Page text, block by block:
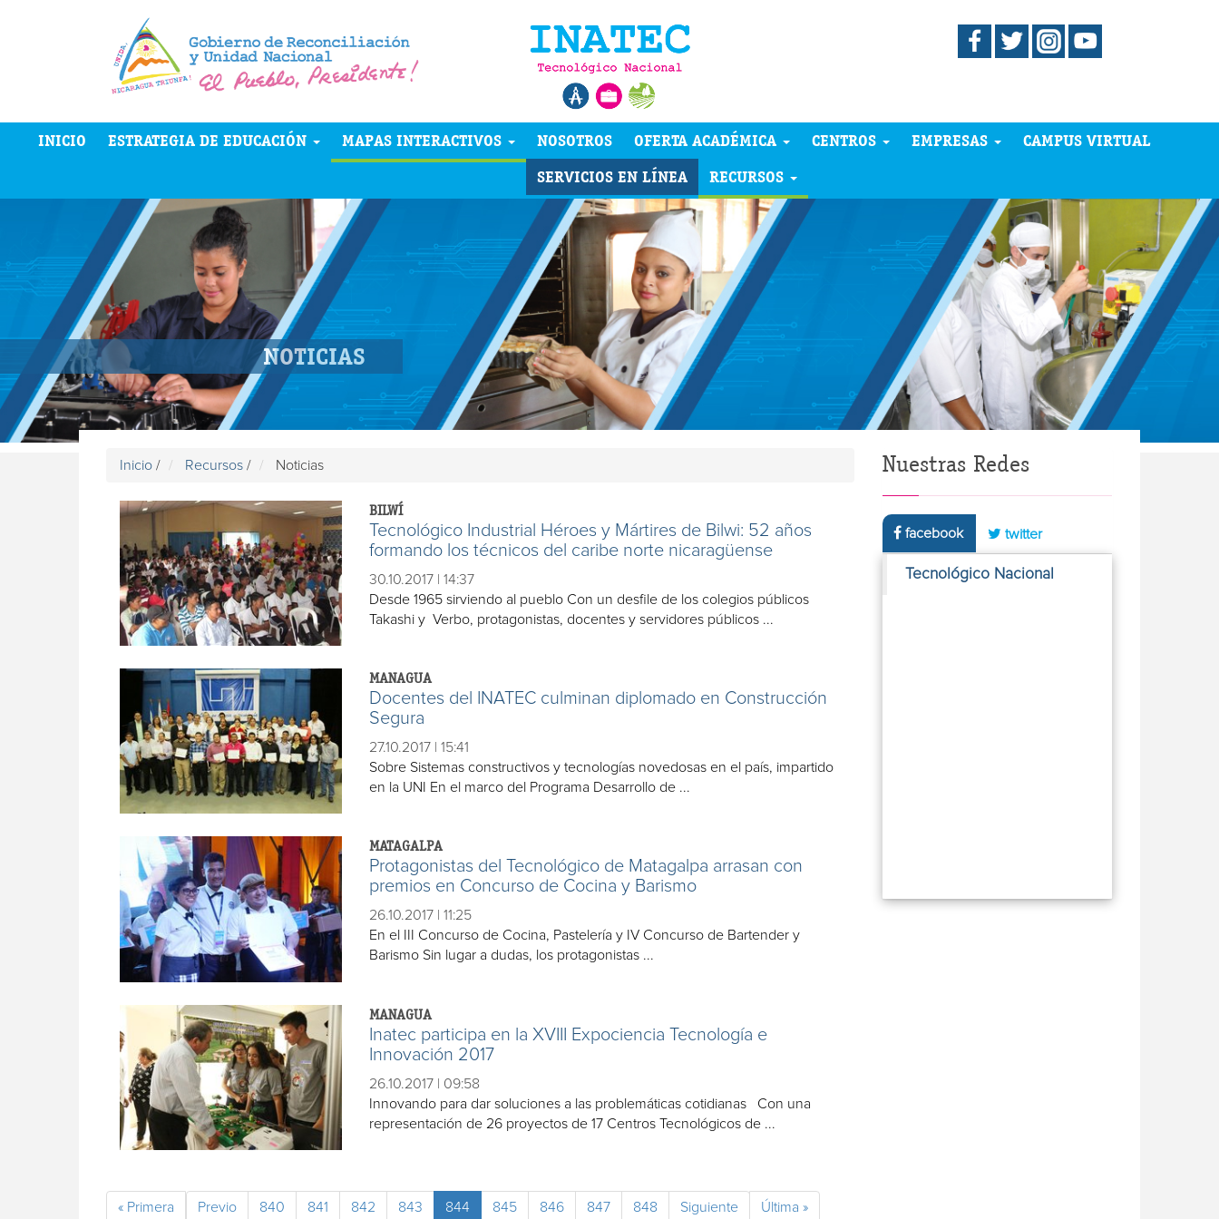
INICIO ESTRATEGIA DE EDUCACIÓN MAPAS INTERACTIVOS NOSOTROS OFERTA ACADÉMICA CENTROS EMPRESAS
CAMPUS VIRTUAL
SERVICIOS EN LÍNEA
RECURSOS
NOTICIAS
Inicio / Recursos / Noticias
BILWÍ
Tecnológico Industrial Héroes y Mártires de Bilwi: 52 años
formando los técnicos del caribe norte nicaragüense
30.10.2017 | 14:37
Desde 1965 sirviendo al pueblo Con un desfile de los colegios públicos
Takashi y Verbo, protagonistas, docentes y servidores públicos ...
MANAGUA
Docentes del INATEC culminan diplomado en Construcción
Segura
27.10.2017 | 15:41
Sobre Sistemas constructivos y tecnologías novedosas en el país, impartido
en la UNI En el marco del Programa Desarrollo de ...
MATAGALPA
Protagonistas del Tecnológico de Matagalpa arrasan con
premios en Concurso de Cocina y Barismo
26.10.2017 | 11:25
En el III Concurso de Cocina, Pastelería y IV Concurso de Bartender y
Barismo Sin lugar a dudas, los protagonistas ...
MANAGUA
Inatec participa en la XVIII Expociencia Tecnología e
Innovación 2017
26.10.2017 | 09:58
Innovando para dar soluciones a las problemáticas cotidianas Con una
representación de 26 proyectos de 17 Centros Tecnológicos de ...
« Primera Previo 840 841 842 843 844 845 846 847 848 Siguiente Última »
Nuestras Redes
facebook twitter
Tecnológico Nacional